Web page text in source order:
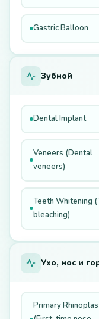
Gastric Balloon
Зубной
Dental Implant
Veneers (Dental
veneers)
Teeth Whitening
bleaching)
Ухо, нос и
Primary